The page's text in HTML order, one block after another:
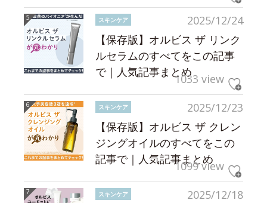
2025/12/24
スキンケア
【保存版】オルビス ザ リンク
ルセラムのすべてをこの記事
で｜人気記事まとめ1033 view
2025/12/23
スキンケア
【保存版】オルビス ザ クレン
ジングオイルのすべてをこの
記事で｜人気記事まとめ
1099 view
2025/12/18
スキンケア